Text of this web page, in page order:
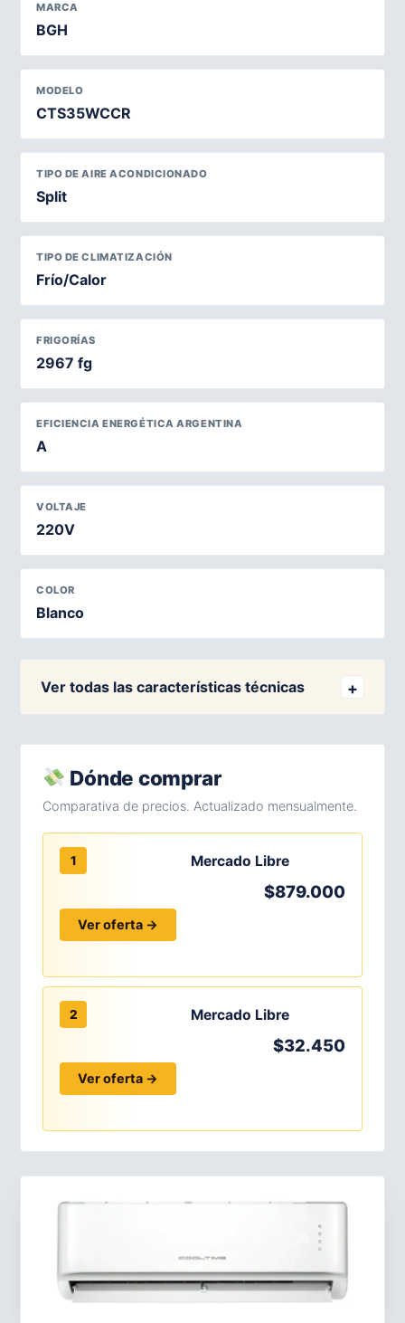
MARCA
BGH
MODELO
CTS35WCCR
TIPO DE AIRE ACONDICIONADO
Split
TIPO DE CLIMATIZACIÓN
Frío/Calor
FRIGORÍAS
2967 fg
EFICIENCIA ENERGÉTICA ARGENTINA
A
VOLTAJE
220V
COLOR
Blanco
Ver todas las características técnicas
Dónde comprar
Comparativa de precios. Actualizado mensualmente.
1 Mercado Libre
$879.000
Ver oferta →
2 Mercado Libre
$32.450
Ver oferta →